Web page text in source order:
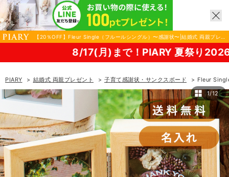
【20％OFF】Fleur Single（フルールシングル）〜感謝状〜|結婚式 両親プレゼ
ントならPIARY（ピアリー）
！PIARY 夏祭り2026！
PIARY 結婚式 両親プレゼント 子育て感謝状・サンクスボード
Fleur
1/12